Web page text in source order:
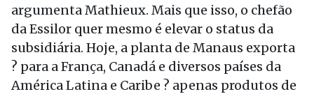
argumenta Mathieux. Mais que isso, o chefão
da Essilor quer mesmo é elevar o status da
subsidiária. Hoje, a planta de Manaus exporta
? para a França, Canadá e diversos países da
América Latina e Caribe ? apenas produtos de